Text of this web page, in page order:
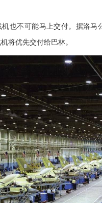
也不可能马上交付。据洛
将优先交付给巴林。